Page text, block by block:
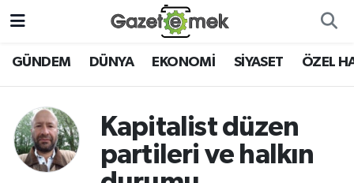
GÜNDEM DÜNYA EKONOMİ SİYASET ÖZEL
Kapitalist düzen
partileri ve halkın
DÜNYA
EMEK HABERLERİ
Nöbetçi Eczaneler
İstanbul Namaz Vakitleri